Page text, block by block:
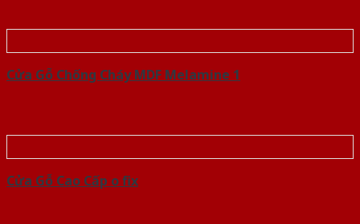
Cửa Gỗ Chống Cháy MDF Melamine 1
Cửa Gỗ Cao Cấp o fix